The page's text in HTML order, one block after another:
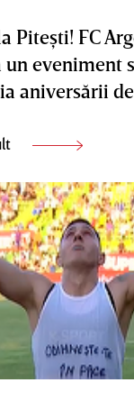
Piteşti! FC
un eveniment
aniversării